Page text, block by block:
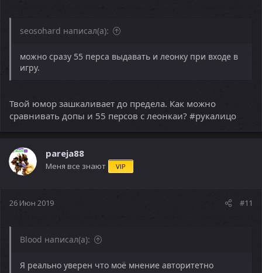
seosohard написал(а):
можно сразу 55 перса выдавать и леонку при входе в
игру.
Твой юмор зашкаливает до предела. Как можно
сравнивать допы и 55 персов с леонкаи? #рукалицо
pareja88
Меня все знают VIP
26 Июн 2019 #11
Blood написал(а):
Я реально уверен что моё мнение авторитетно